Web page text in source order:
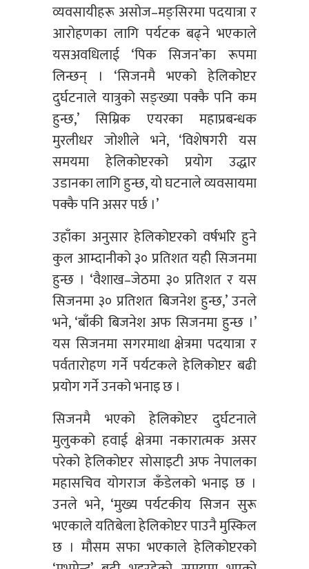
व्यवसायीहरू असोज–मङ्सिरमा पदयात्रा र
आरोहणका लागि पर्यटक बढ्ने भएकाले
यसअवधिलाई ‘पिक सिजन’का रूपमा
लिन्छन् । ‘सिजनमै भएको हेलिकोप्टर
दुर्घटनाले यात्रुको सङ्ख्या पक्कै पनि कम
हुन्छ,’ सिम्रिक एयरका महाप्रबन्धक
मुरलीधर जोशीले भने, ‘विशेषगरी यस
समयमा हेलिकोप्टरको प्रयोग उद्धार
उडानका लागि हुन्छ, यो घटनाले व्यवसायमा
पक्कै पनि असर पर्छ ।’
उहाँका अनुसार हेलिकोप्टरको वर्षभरि हुने
कुल आम्दानीको ३० प्रतिशत यही सिजनमा
हुन्छ । ‘वैशाख–जेठमा ३० प्रतिशत र यस
सिजनमा ३० प्रतिशत बिजनेश हुन्छ,’ उनले
भने, ‘बाँकी बिजनेश अफ सिजनमा हुन्छ ।’
यस सिजनमा सगरमाथा क्षेत्रमा पदयात्रा र
पर्वतारोहण गर्ने पर्यटकले हेलिकोप्टर बढी
प्रयोग गर्ने उनको भनाइ छ ।
सिजनमै भएको हेलिकोप्टर दुर्घटनाले
मुलुकको हवाई क्षेत्रमा नकारात्मक असर
परेको हेलिकोप्टर सोसाइटी अफ नेपालका
महासचिव योगराज कँडेलको भनाइ छ ।
उनले भने, ‘मुख्य पर्यटकीय सिजन सुरू
भएकाले यतिबेला हेलिकोप्टर पाउनै मुस्किल
छ । मौसम सफा भएकाले हेलिकोप्टरको